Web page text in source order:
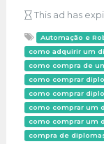
This ad has
Automação e
como adquirir um
como compra de
como comprar
como comprar
como comprar um
como comprar um
compra de